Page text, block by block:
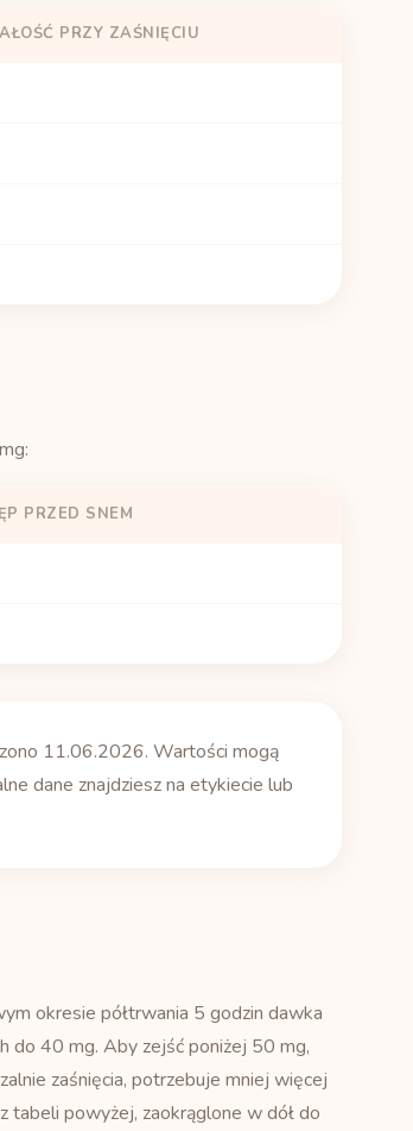
PRZY ZAŚNIĘCIU
PRZED SNEM
11.06.2026. Wartości mogą
dane znajdziesz na etykiecie lub
okresie półtrwania 5 godzin dawka
do 40 mg. Aby zejść poniżej 50 mg,
zaśnięcia, potrzebuje mniej więcej
tabeli powyżej, zaokrąglone w dół do